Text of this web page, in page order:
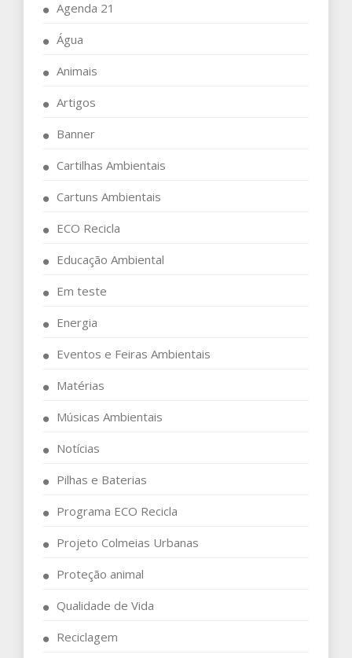
Agenda 21
Água
Animais
Artigos
Banner
Cartilhas Ambientais
Cartuns Ambientais
ECO Recicla
Educação Ambiental
Em teste
Energia
Eventos e Feiras Ambientais
Matérias
Músicas Ambientais
Notícias
Pilhas e Baterias
Programa ECO Recicla
Projeto Colmeias Urbanas
Proteção animal
Qualidade de Vida
Reciclagem